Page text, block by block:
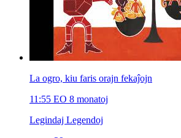
La ogro, kiu faris orajn fekaĵojn
11:55 EO 8 monatoj
Legindaj Legendoj